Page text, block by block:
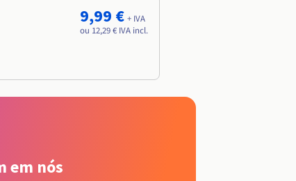
9,99 € + IVA
ou 12,29 € IVA incl.
em nós